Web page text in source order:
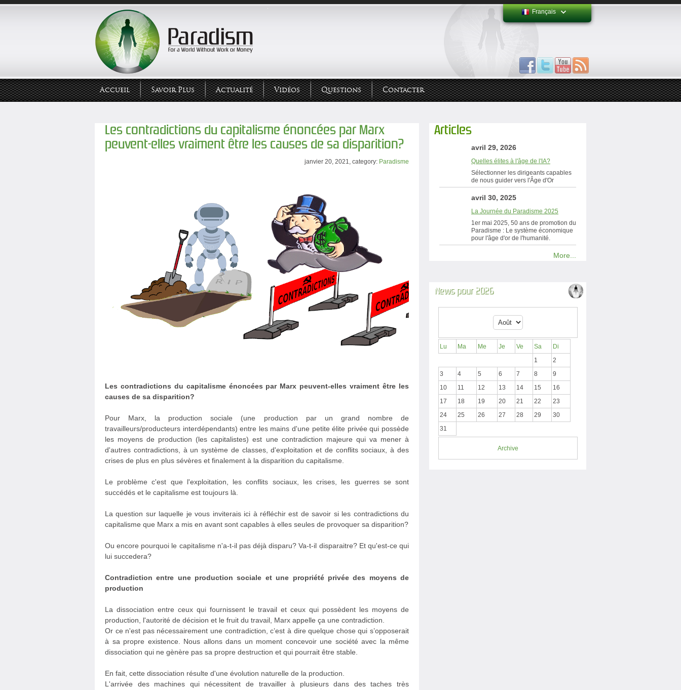
Français
Accueil Savoir Plus Actualité Vidéos Questions Contacter
Les contradictions du capitalisme énoncées par Marx
peuvent-elles vraiment être les causes de sa disparition?
janvier 20, 2021, category: Paradisme
Les contradictions du capitalisme énoncées par Marx peuvent-elles vraiment être les
causes de sa disparition?
Pour Marx, la production sociale (une production par un grand nombre de
travailleurs/producteurs interdépendants) entre les mains d'une petite élite privée qui possède
les moyens de production (les capitalistes) est une contradiction majeure qui va mener à
d'autres contradictions, à un système de classes, d'exploitation et de conflits sociaux, à des
crises de plus en plus sévères et finalement à la disparition du capitalisme.
Le problème c'est que l'exploitation, les conflits sociaux, les crises, les guerres se sont
succédés et le capitalisme est toujours là.
La question sur laquelle je vous inviterais ici à réfléchir est de savoir si les contradictions du
capitalisme que Marx a mis en avant sont capables à elles seules de provoquer sa disparition?
Ou encore pourquoi le capitalisme n'a-t-il pas déjà disparu? Va-t-il disparaitre? Et qu'est-ce qui
lui succedera?
Contradiction entre une production sociale et une propriété privée des moyens de
production
La dissociation entre ceux qui fournissent le travail et ceux qui possèdent les moyens de
production, l'autorité de décision et le fruit du travail, Marx appelle ça une contradiction.
Or ce n'est pas nécessairement une contradiction, c’est à dire quelque chose qui s’opposerait
à sa propre existence. Nous allons dans un moment concevoir une société avec la même
dissociation qui ne gènère pas sa propre destruction et qui pourrait être stable.
En fait, cette dissociation résulte d'une évolution naturelle de la production.
L'arrivée des machines qui nécessitent de travailler à plusieurs dans des taches très
Articles
avril 29, 2026
Quelles élites à l'âge de l'IA?
Sélectionner les dirigeants capables
de nous guider vers l'Âge d'Or
avril 30, 2025
La Journée du Paradisme 2025
1er mai 2025, 50 ans de promotion du
Paradisme : Le système économique
pour l'âge d'or de l'humanité.
More...
News pour 2026
Lu Ma Me Je Ve Sa
Di
1
2
3
4 5 6 7 8
9
10
11 12 13 14 15
16
17
18 19 20 21 22
23
24
25 26 27 28 29
30
31
Archive